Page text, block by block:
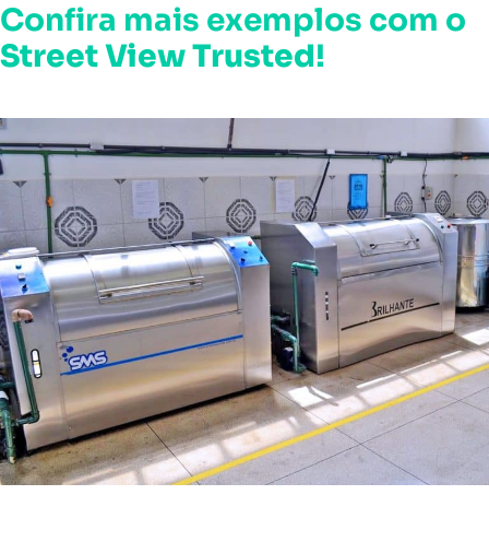
Confira mais exemplos com o
Street View Trusted!